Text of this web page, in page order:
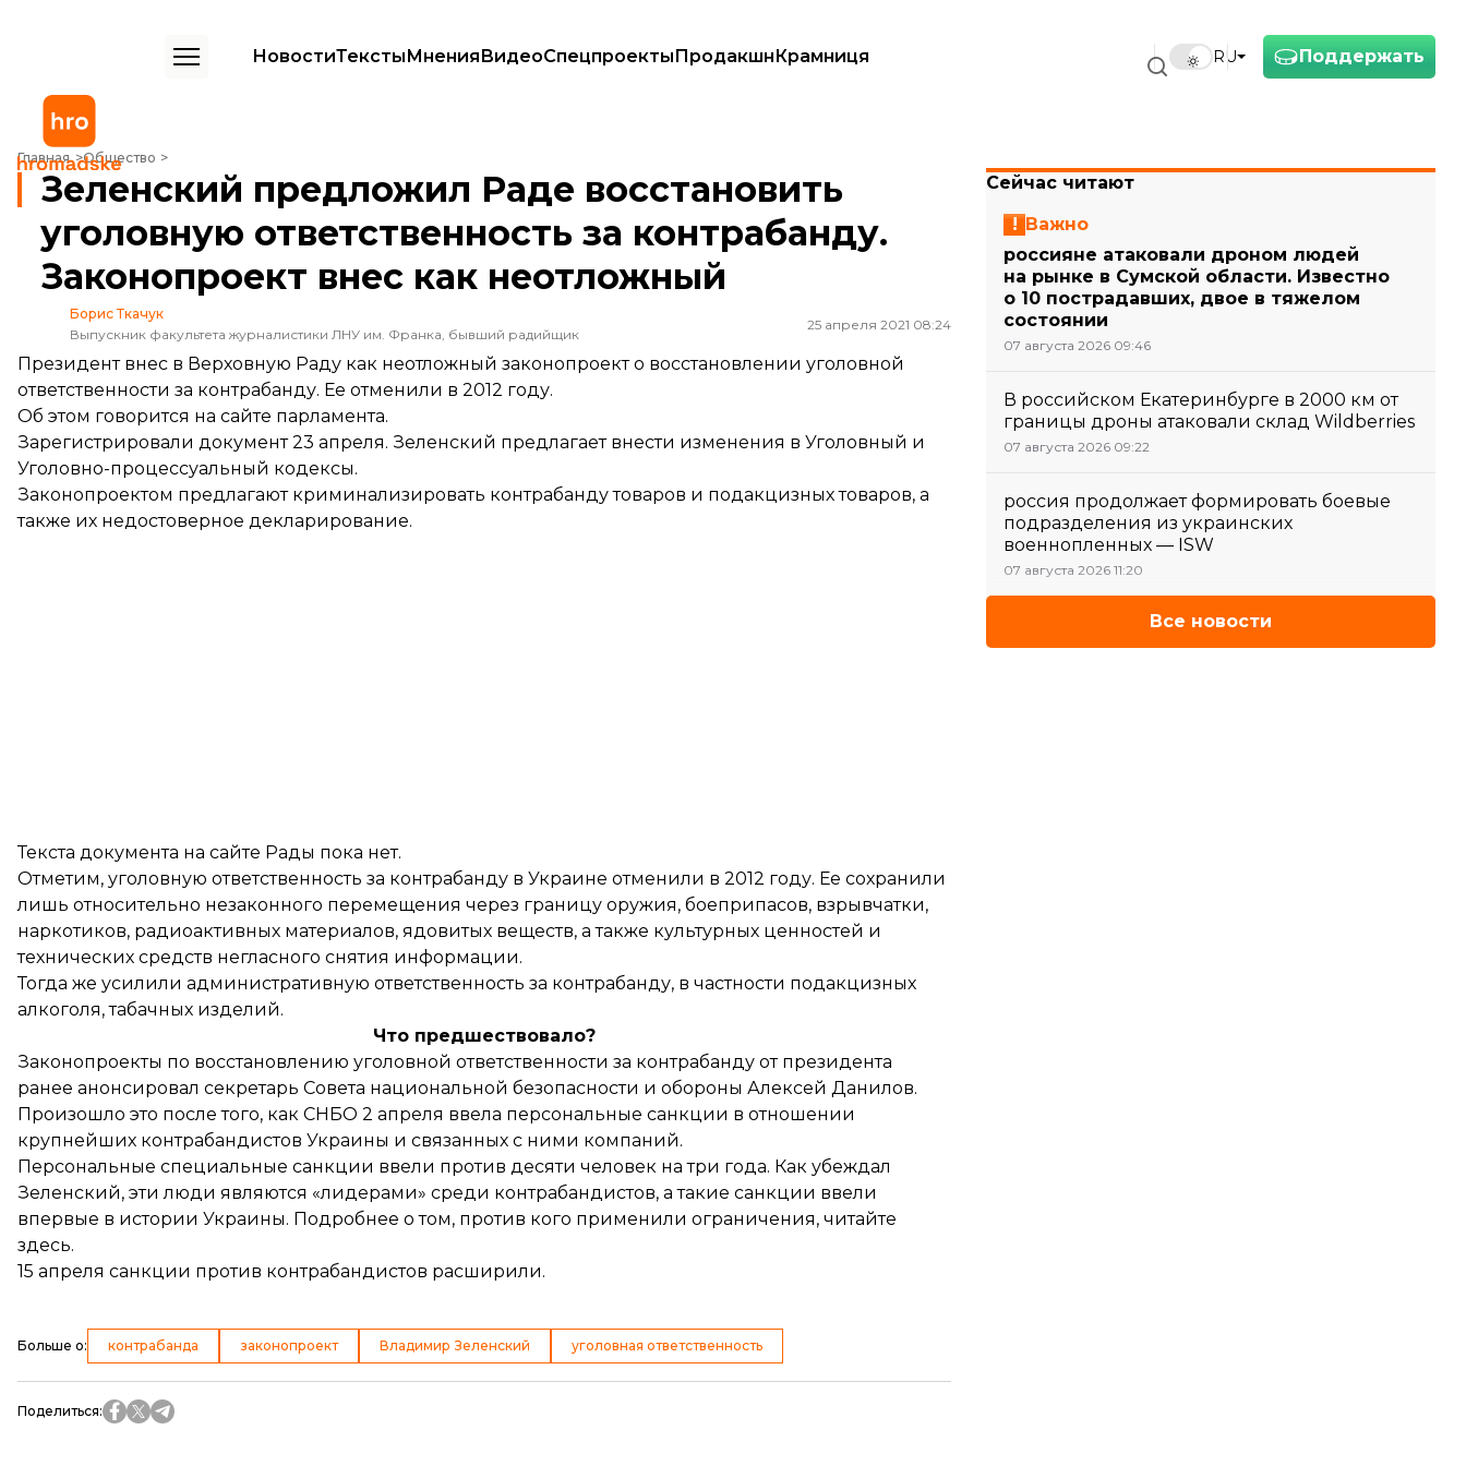
Поддержать
RU
НовостиТекстыМненияВидеоСпецпроектыПродакшнКрамниця
Главная Общество
Зеленский предложил Раде восстановить уголовную ответственность за контрабанду. Законопроект внес как неотложный
Зеленский предложил Раде восстановить
уголовную ответственность за контрабанду.
Законопроект внес как неотложный
Борис Ткачук
Выпускник факультета журналистики ЛНУ им. Франка, бывший радийщик
25 апреля 2021 08:24
Президент внес в Верховную Раду как неотложный законопроект о восстановлении уголовной
ответственности за контрабанду. Ее отменили в 2012 году.
Об этом говорится на сайте парламента.
Зарегистрировали документ 23 апреля. Зеленский предлагает внести изменения в Уголовный и
Уголовно-процессуальный кодексы.
Законопроектом предлагают криминализировать контрабанду товаров и подакцизных товаров, а
также их недостоверное декларирование.
Текста документа на сайте Рады пока нет.
Отметим, уголовную ответственность за контрабанду в Украине отменили в 2012 году. Ее сохранили
лишь относительно незаконного перемещения через границу оружия, боеприпасов, взрывчатки,
наркотиков, радиоактивных материалов, ядовитых веществ, а также культурных ценностей и
технических средств негласного снятия информации.
Тогда же усилили административную ответственность за контрабанду, в частности подакцизных
алкоголя, табачных изделий.
Что предшествовало?
Законопроекты по восстановлению уголовной ответственности за контрабанду от президента
ранее анонсировал секретарь Совета национальной безопасности и обороны Алексей Данилов.
Произошло это после того, как СНБО 2 апреля ввела персональные санкции в отношении
крупнейших контрабандистов Украины и связанных с ними компаний.
Персональные специальные санкции ввели против десяти человек на три года. Как убеждал
Зеленский, эти люди являются «лидерами» среди контрабандистов, а такие санкции ввели
впервые в истории Украины. Подробнее о том, против кого применили ограничения, читайте
здесь.
15 апреля санкции против контрабандистов расширили.
Больше о: контрабанда законопроект Владимир Зеленский уголовная ответственность
Поделиться:
Сейчас читают
Важно
россияне атаковали дроном людей
на рынке в Сумской области. Известно
о 10 пострадавших, двое в тяжелом
состоянии
07 августа 2026 09:46
В российском Екатеринбурге в 2000 км от
границы дроны атаковали склад Wildberries
07 августа 2026 09:22
россия продолжает формировать боевые
подразделения из украинских
военнопленных — ISW
07 августа 2026 11:20
Все новости